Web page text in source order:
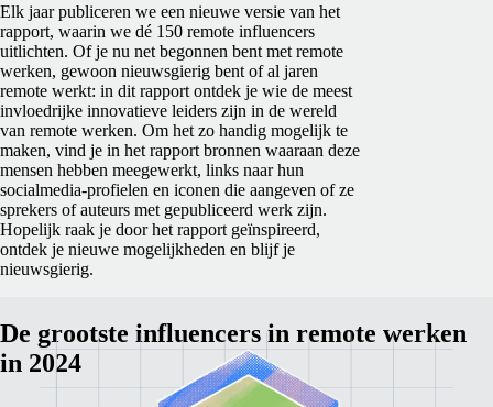
Elk jaar publiceren we een nieuwe versie van het
rapport, waarin we dé 150 remote influencers
uitlichten. Of je nu net begonnen bent met remote
werken, gewoon nieuwsgierig bent of al jaren
remote werkt: in dit rapport ontdek je wie de meest
invloedrijke innovatieve leiders zijn in de wereld
van remote werken. Om het zo handig mogelijk te
maken, vind je in het rapport bronnen waaraan deze
mensen hebben meegewerkt, links naar hun
socialmedia-profielen en iconen die aangeven of ze
sprekers of auteurs met gepubliceerd werk zijn.
Hopelijk raak je door het rapport geïnspireerd,
ontdek je nieuwe mogelijkheden en blijf je
nieuwsgierig.
De grootste influencers in remote werken
in 2024